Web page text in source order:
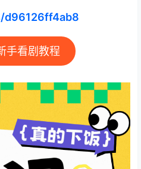
d96126ff4ab8
手看剧教程